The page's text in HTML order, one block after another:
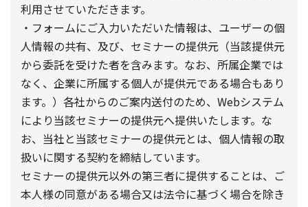
利用させていただきます。
・フォームにご入力いただいた情報は、ユーザーの個
人情報の共有、及び、セミナーの提供元（当該提供元
から委託を受けた者を含みます。なお、所属企業では
なく、企業に所属する個人が提供元である場合もあり
ます。）各社からのご案内送付のため、Webシステム
により当該セミナーの提供元へ提供いたします。な
お、当社と当該セミナーの提供元とは、個人情報の取
扱いに関する契約を締結しています。
セミナーの提供元以外の第三者に提供することは、ご
本人様の同意がある場合又は法令に基づく場合を除き